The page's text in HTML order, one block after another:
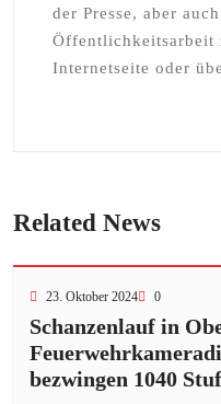
der Presse, aber
Internetseite oder
Related News
23. Oktober 2024 0
Schanzenlauf in
bezwingen 1040